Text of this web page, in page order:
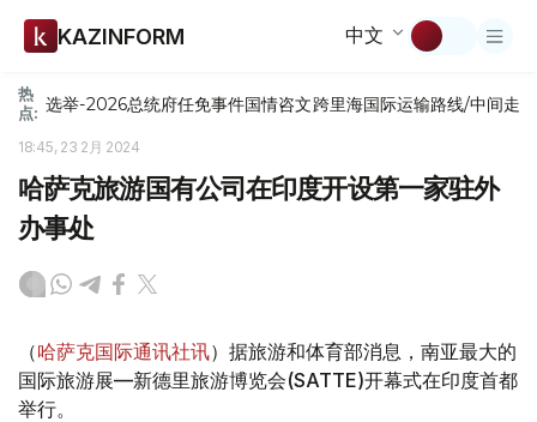
KAZINFORM 中文
热
点: 选举-2026总统府任免事件国情咨文跨里海国际运输路线/中间走廊
18:45, 23 2月 2024
哈萨克旅游国有公司在印度开设第一家驻外
办事处
（哈萨克国际通讯社讯）据旅游和体育部消息，南亚最大的
国际旅游展—新德里旅游博览会(SATTE)开幕式在印度首都
举行。